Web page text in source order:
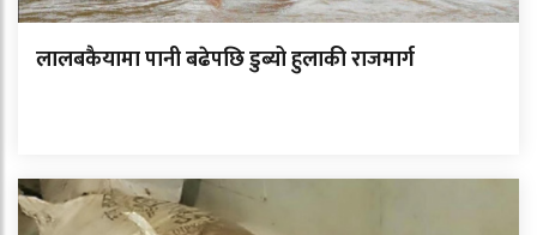
लालबकैयामा पानी बढेपछि डुब्यो हुलाकी राजमार्ग